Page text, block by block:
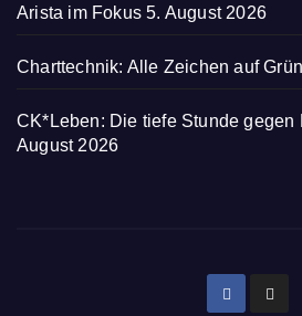
Arista im Fokus 5. August 2026
Charttechnik: Alle Zeichen auf
CK*Leben: Die tiefe Stunde gegen
August 2026